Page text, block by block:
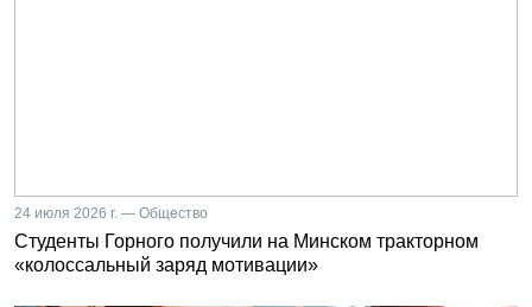
24 июля 2026 г. — Общество
Студенты Горного получили на Минском тракторном
«колоссальный заряд мотивации»